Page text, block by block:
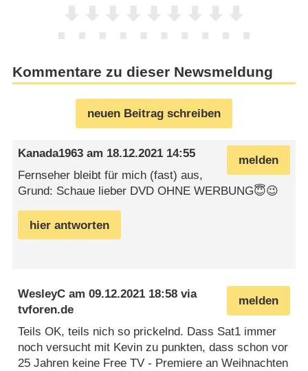
Kommentare zu dieser Newsmeldung
neuen Beitrag schreiben
melden
Kanada1963 am 18.12.2021 14:55
Fernseher bleibt für mich (fast) aus,
Grund: Schaue lieber DVD OHNE WERBUNG😇😉
hier antworten
melden
WesleyC am09.12.2021 18:58 via
tvforen.de
Teils OK, teils nich so prickelnd. Dass Sat1 immer
noch versucht mit Kevin zu punkten, dass schon vor
25 Jahren keine Free TV - Premiere an Weihnachten